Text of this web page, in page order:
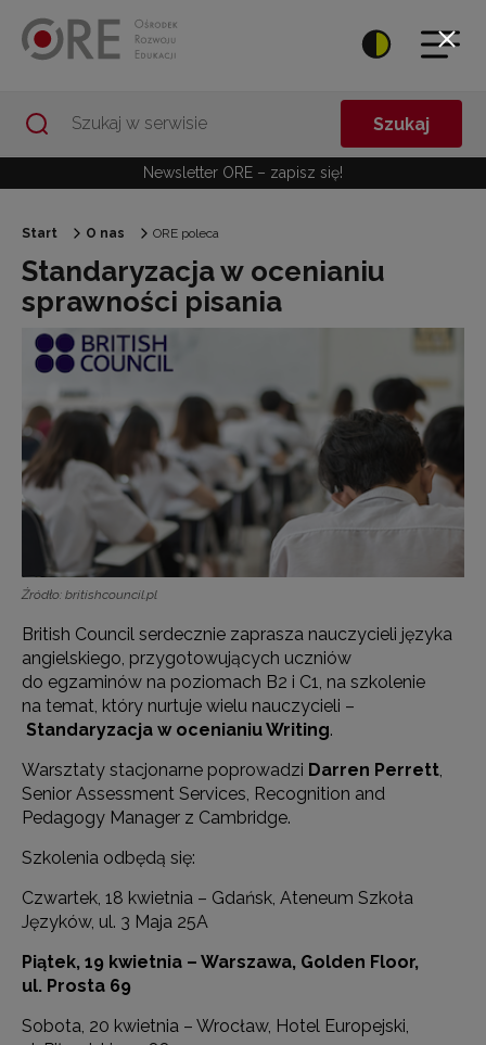
Szukaj
Newsletter ORE – zapisz się!
Start O nas ORE poleca
Standaryzacja w ocenianiu
sprawności pisania
Źródło: britishcouncil.pl
British Council serdecznie zaprasza nauczycieli języka
angielskiego, przygotowujących uczniów
do egzaminów na poziomach B2 i C1, na szkolenie
na temat, który nurtuje wielu nauczycieli –
Standaryzacja w ocenianiu Writing.
Warsztaty stacjonarne poprowadzi Darren Perrett
Senior Assessment Services, Recognition and
Pedagogy Manager z Cambridge.
Szkolenia odbędą się:
Czwartek, 18 kwietnia – Gdańsk, Ateneum Szkoła
Języków, ul. 3 Maja 25A
Piątek, 19 kwietnia – Warszawa, Golden Floor,
ul. Prosta 69
Sobota, 20 kwietnia – Wrocław, Hotel Europejski,